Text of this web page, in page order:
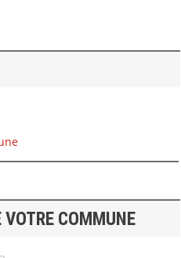
COMMUNE